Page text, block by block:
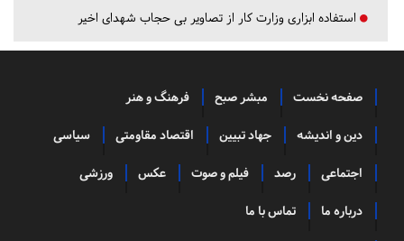
استفاده ابزاری وزارت کار از تصاویر بی حجاب شهدای اخیر
صفحه نخست مبشر صبح فرهنگ و هنر
دین و اندیشه جهاد تبیین اقتصاد مقاومتی سیاسی
اجتماعی رصد فیلم و صوت عکس ورزشی
درباره ما تماس با ما